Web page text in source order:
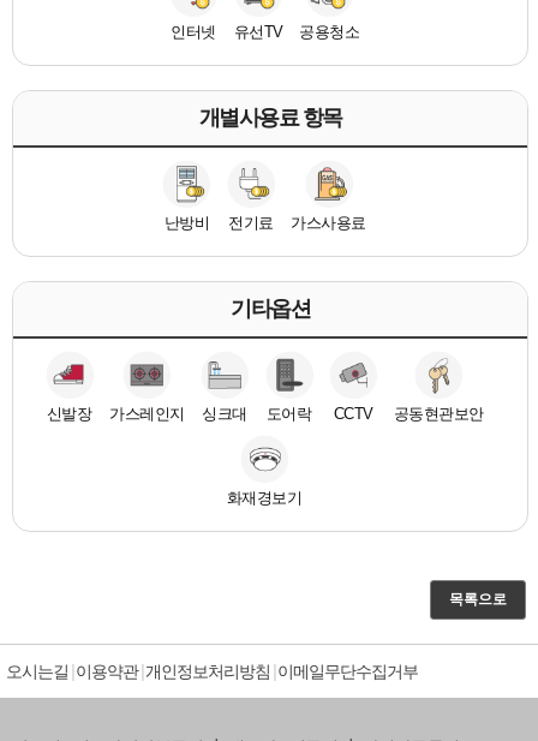
인터넷 유선TV 공용청소
개별사용료 항목
난방비 전기료 가스사용료
기타옵션
신발장 가스레인지 싱크대 도어락 CCTV 공동현관보안
화재경보기
목록으로
오시는길 이용약관 개인정보처리방침 이메일무단수집거부